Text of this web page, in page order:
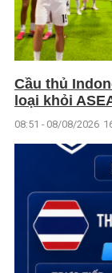
Cầu thủ
loại khỏi
08:51 - 08/08/2026